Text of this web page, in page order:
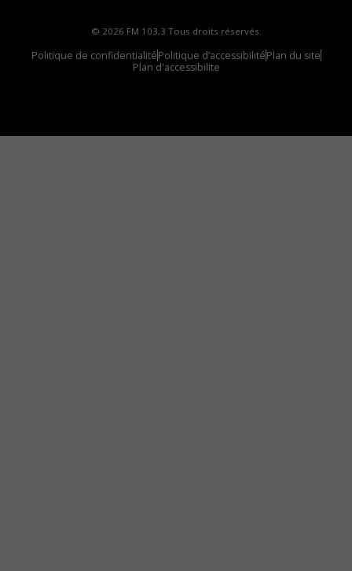
© 2026 FM 103,3 Tous droits réservés.
Politique de confidentialitéPolitique d’accessibilitéPlan du site
Plan d'accessibilite